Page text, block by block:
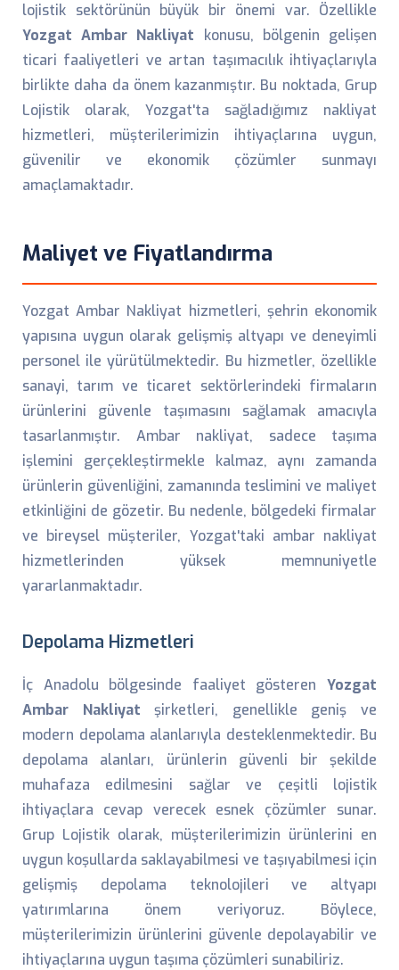
lojistik sektörünün büyük bir önemi var. Özellikle
Yozgat Ambar Nakliyat konusu, bölgenin gelişen
ticari faaliyetleri ve artan taşımacılık ihtiyaçlarıyla
birlikte daha da önem kazanmıştır. Bu noktada, Grup
Lojistik olarak, Yozgat'ta sağladığımız nakliyat
hizmetleri, müşterilerimizin ihtiyaçlarına uygun,
güvenilir ve ekonomik çözümler sunmayı
amaçlamaktadır.
Maliyet ve Fiyatlandırma
Yozgat Ambar Nakliyat hizmetleri, şehrin ekonomik
yapısına uygun olarak gelişmiş altyapı ve deneyimli
personel ile yürütülmektedir. Bu hizmetler, özellikle
sanayi, tarım ve ticaret sektörlerindeki firmaların
ürünlerini güvenle taşımasını sağlamak amacıyla
tasarlanmıştır. Ambar nakliyat, sadece taşıma
işlemini gerçekleştirmekle kalmaz, aynı zamanda
ürünlerin güvenliğini, zamanında teslimini ve maliyet
etkinliğini de gözetir. Bu nedenle, bölgedeki firmalar
ve bireysel müşteriler, Yozgat'taki ambar nakliyat
hizmetlerinden yüksek memnuniyetle
yararlanmaktadır.
Depolama Hizmetleri
İç Anadolu bölgesinde faaliyet gösteren Yozgat
Ambar Nakliyat şirketleri, genellikle geniş ve
modern depolama alanlarıyla desteklenmektedir. Bu
depolama alanları, ürünlerin güvenli bir şekilde
muhafaza edilmesini sağlar ve çeşitli lojistik
ihtiyaçlara cevap verecek esnek çözümler sunar.
Grup Lojistik olarak, müşterilerimizin ürünlerini en
uygun koşullarda saklayabilmesi ve taşıyabilmesi için
gelişmiş depolama teknolojileri ve altyapı
yatırımlarına önem veriyoruz. Böylece,
müşterilerimizin ürünlerini güvenle depolayabilir ve
ihtiyaçlarına uygun taşıma çözümleri sunabiliriz.